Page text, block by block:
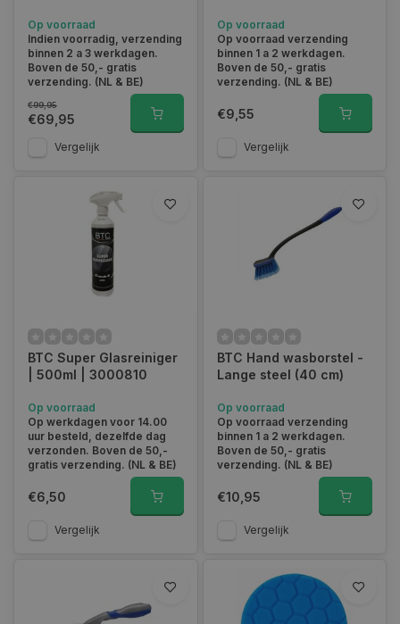
Op voorraad
Indien voorradig, verzending
binnen 2 a 3 werkdagen.
Boven de 50,- gratis
verzending. (NL & BE)
€99,95
€69,95
Vergelijk
Op voorraad
Op voorraad verzending
binnen 1 a 2 werkdagen.
Boven de 50,- gratis
verzending. (NL & BE)
€9,55
Vergelijk
BTC Super Glasreiniger
| 500ml | 3000810
Op voorraad
Op werkdagen voor 14.00
uur besteld, dezelfde dag
verzonden. Boven de 50,-
gratis verzending. (NL & BE)
€6,50
Vergelijk
BTC Hand wasborstel -
Lange steel (40 cm)
Op voorraad
Op voorraad verzending
binnen 1 a 2 werkdagen.
Boven de 50,- gratis
verzending. (NL & BE)
€10,95
Vergelijk